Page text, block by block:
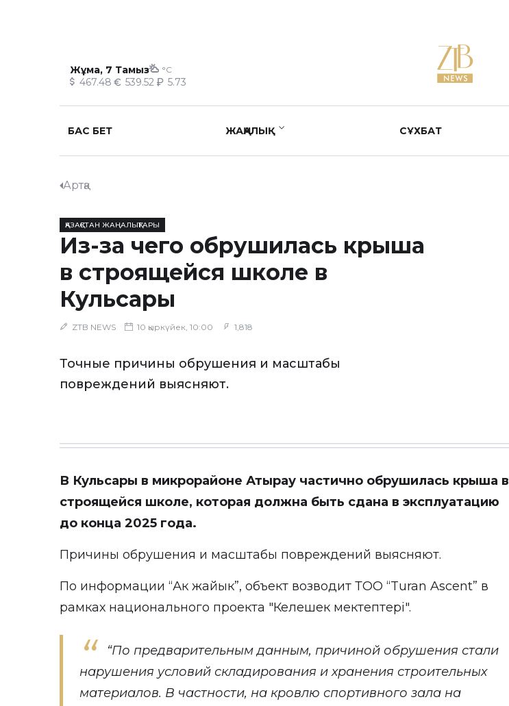
Жұма, 7 Тамыз °C
467.48 539.52 5.73
БАС БЕТ ЖАҢАЛЫҚ СҰХБАТ
Артқа
ҚАЗАҚСТАН ЖАҢАЛЫҚТАРЫ
Из-за чего обрушилась крыша
в строящейся школе в
Кульсары
ZTB NEWS 10 қыркүйек, 10:00 1,818
Точные причины обрушения и масштабы
повреждений выясняют.
В Кульсары в микрорайоне Атырау частично обрушилась крыша в
строящейся школе, которая должна быть сдана в эксплуатацию
до конца 2025 года.
Причины обрушения и масштабы повреждений выясняют.
По информации “Ак жайык”, объект возводит ТОО “Turan Ascent” в
рамках национального проекта "Келешек мектептері".
“По предварительным данным, причиной обрушения стали
нарушения условий складирования и хранения строительных
материалов. В частности, на кровлю спортивного зала на